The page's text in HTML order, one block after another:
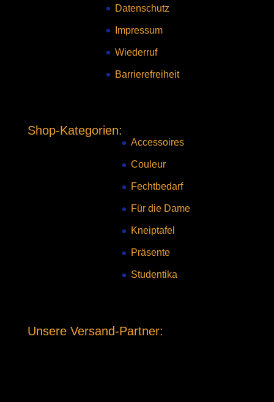
Datenschutz
Impressum
Wiederruf
Barrierefreiheit
Shop-Kategorien:
Accessoires
Couleur
Fechtbedarf
Für die Dame
Kneiptafel
Präsente
Studentika
Unsere Versand-Partner: